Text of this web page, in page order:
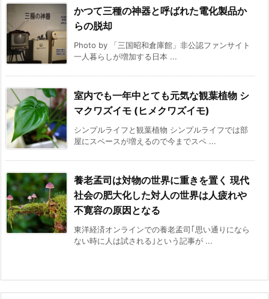
かつて三種の神器と呼ばれた電化製品か
らの脱却
Photo by 「三国昭和倉庫館」非公認ファンサイト
一人暮らしが増加する日本 ...
室内でも一年中とても元気な観葉植物 シ
マクワズイモ (ヒメクワズイモ)
シンプルライフと観葉植物 シンプルライフでは部
屋にスペースが増えるので今までスペ ...
養老孟司は対物の世界に重きを置く 現代
社会の肥大化した対人の世界は人疲れや
不寛容の原因となる
東洋経済オンラインでの養老孟司｢思い通りになら
ない時に人は試される｣という記事が ...